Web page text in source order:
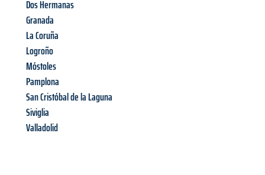
Dos Hermanas
Granada
La Coruña
Logroño
Móstoles
Pamplona
San Cristóbal de la Laguna
Siviglia
Valladolid